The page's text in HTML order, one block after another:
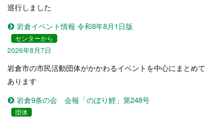
巡行しました
岩倉イベント情報 令和8年8月1日版
センターから
2026年8月7日
岩倉市の市民活動団体がかかわるイベントを中心にまとめて
あります
岩倉9条の会 会報「のぼり鯉」第248号
団体